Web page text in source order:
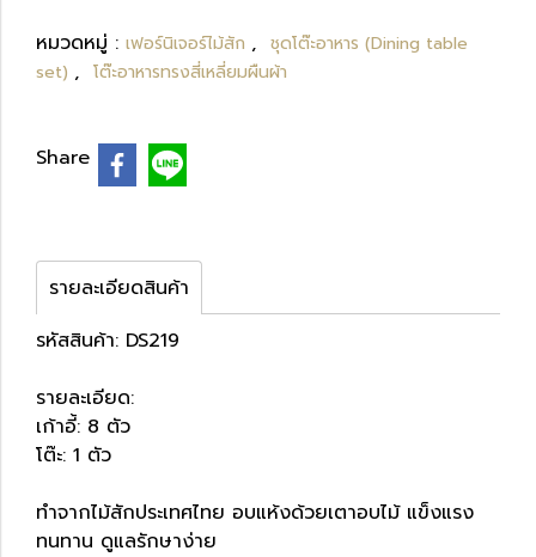
หมวดหมู่ : เฟอร์นิเจอร์ไม้สัก , ชุดโต๊ะอาหาร (Dining table
set) , โต๊ะอาหารทรงสี่เหลี่ยมผืนผ้า
Share
รายละเอียดสินค้า
รหัสสินค้า: DS219
รายละเอียด:
เก้าอี้: 8 ตัว
โต๊ะ: 1 ตัว
ทำจากไม้สักประเทศไทย อบแห้งด้วยเตาอบไม้ แข็งแรง
ทนทาน ดูแลรักษาง่าย